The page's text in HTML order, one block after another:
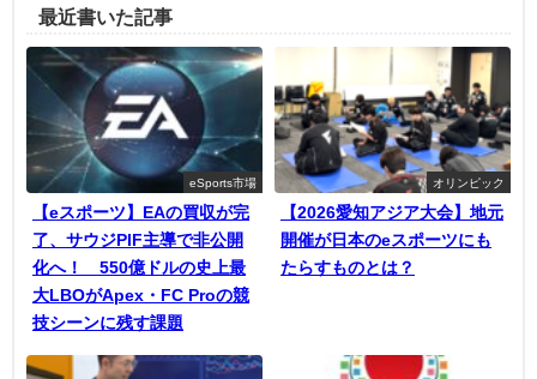
最近書いた記事
eSports市場
【eスポーツ】EAの買収が完
了、サウジPIF主導で非公開
化へ！ 550億ドルの史上最
大LBOがApex・FC Proの競
技シーンに残す課題
オリンピック
【2026愛知アジア大会】地元
開催が日本のeスポーツにも
たらすものとは？